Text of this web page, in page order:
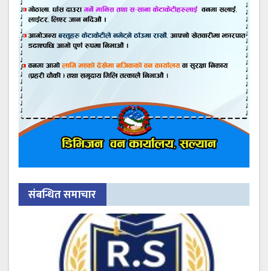
संबन्धित समाचार